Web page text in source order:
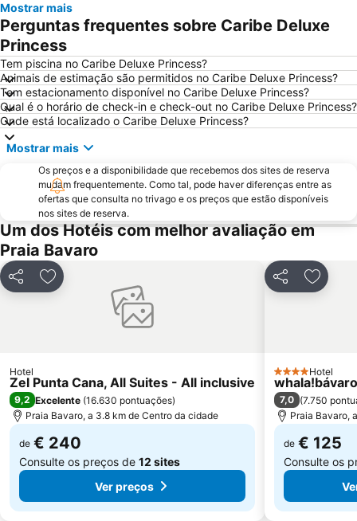
Mostrar mais
Perguntas frequentes sobre Caribe Deluxe
Princess
Tem piscina no Caribe Deluxe Princess?
Animais de estimação são permitidos no Caribe Deluxe Princess?
Tem estacionamento disponível no Caribe Deluxe Princess?
Qual é o horário de check-in e check-out no Caribe Deluxe Princess?
Onde está localizado o Caribe Deluxe Princess?
Mostrar mais
Os preços e a disponibilidade que recebemos dos sites de reserva
mudam frequentemente. Como tal, pode haver diferenças entre as
ofertas que consulta no trivago e os preços que estão disponíveis
nos sites de reserva.
Um dos Hotéis com melhor avaliação em
Praia Bavaro
PartilharAdicionar aos favoritos
Hotel
Zel Punta Cana, All Suites - All inclusive
9,2 Excelente (16.630 pontuações)
Praia Bavaro, a 3.8 km de Centro da cidade
de € 240
Consulte os preços de 12 sites
Ver preços
Partilhar
4 Estrelas
Hotel
whala!bávaro
7,0 (7.750
Praia Bavaro,
de € 125
Consulte os